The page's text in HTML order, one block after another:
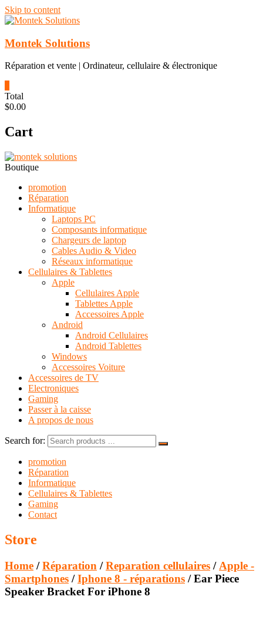
Skip to content
Montek Solutions
Réparation et vente | Ordinateur, cellulaire & électronique
Total
$0.00
Cart
Boutique
promotion
Réparation
Informatique
Laptops PC
Composants informatique
Chargeurs de laptop
Cables Audio & Video
Réseaux informatique
Cellulaires & Tablettes
Apple
Cellulaires Apple
Tablettes Apple
Accessoires Apple
Android
Android Cellulaires
Android Tablettes
Windows
Accessoires Voiture
Accessoires de TV
Electroniques
Gaming
Passer à la caisse
A propos de nous
Search for:
promotion
Réparation
Informatique
Cellulaires & Tablettes
Gaming
Contact
Store
Home /Réparation /Reparation cellulaires / Apple -
Smartphones /Iphone 8 - réparations / Ear Piece
Speaker Bracket For iPhone 8